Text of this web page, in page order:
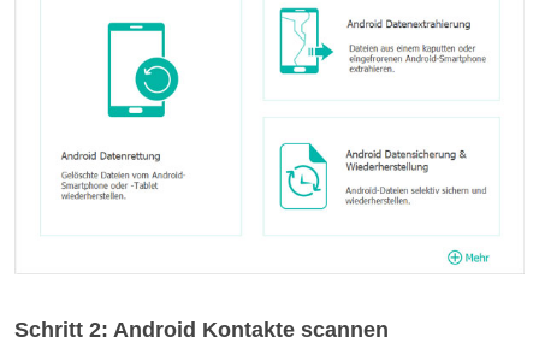
Schritt 2: Android Kontakte scannen